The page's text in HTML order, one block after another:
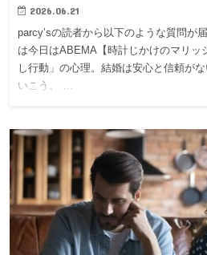
2026.06.21
parcy’sの読者から以下のような質問が
は今日はABEMA【時計じかけのマリッ
し行動」の心理。結婚は安心と信頼が
いこう。 …